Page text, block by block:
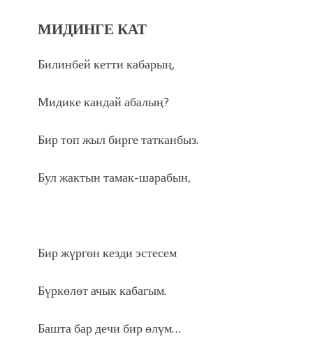
МИДИНГЕ КАТ
Билинбей кетти кабарың,
Мидике кандай абалың?
Бир топ жыл бирге татканбыз.
Бул жактын тамак-шарабын,
Бир жүргөн кезди эстесем
Бүркөлөт ачык кабагым.
Башта бар дечи бир өлүм…